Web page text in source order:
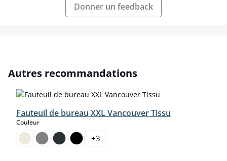
Donner un feedback
Ignorer la galerie de produits
Autres recommandations
Fauteuil de bureau XXL Vancouver Tissu
Couleurselect
+3